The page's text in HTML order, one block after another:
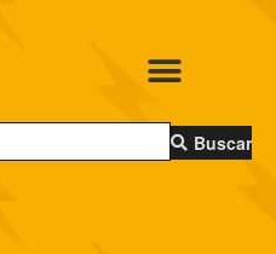
Buscar